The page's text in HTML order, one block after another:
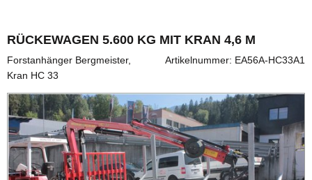
RÜCKEWAGEN 5.600 KG MIT KRAN 4,6 M
Forstanhänger Bergmeister,
Kran HC 33
Artikelnummer: EA56A-HC33A1